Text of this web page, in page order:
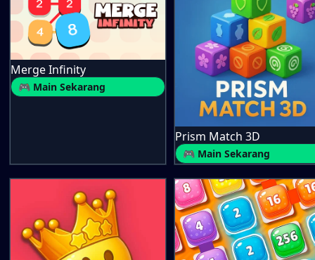
Merge Infinity
🎮 Main Sekarang
Prism Match 3D
🎮 Main Sekarang